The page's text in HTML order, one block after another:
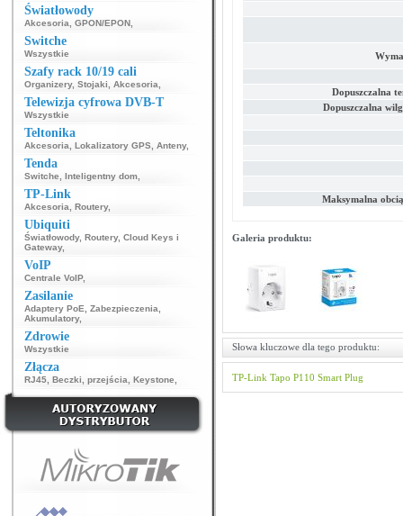
Światłowody
Akcesoria GPON/EPON
Switche
Wszystkie
Szafy rack 10/19 cali
Organizery, Stojaki Akcesoria
Telewizja cyfrowa DVB-T
Wszystkie
Teltonika
Akcesoria Lokalizatory GPS Anteny,
Tenda
Switche Inteligentny dom
TP-Link
Akcesoria Routery,
Ubiquiti
Światłowody, Routery, Cloud Keys i
Gateway,
VoIP
Centrale VoIP,
Zasilanie
Adaptery PoE Zabezpieczenia
Akumulatory,
Zdrowie
Wszystkie
Złącza
RJ45 Beczki, przejścia Keystone
Dopuszczalna
Dopuszczalna
Maksymalna
Galeria produktu:
Słowa kluczowe dla tego produktu:
TP-Link Tapo P110 Smart Plug